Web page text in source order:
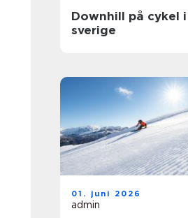
Downhill på cykel i
sverige
01. juni 2026
admin